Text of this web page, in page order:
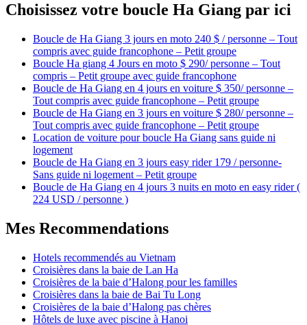
Choisissez votre boucle Ha Giang par ici
Boucle de Ha Giang 3 jours en moto 240 $ / personne – Tout
compris avec guide francophone – Petit groupe
Boucle Ha giang 4 Jours en moto $ 290/ personne – Tout
compris – Petit groupe avec guide francophone
Boucle de Ha Giang en 4 jours en voiture $ 350/ personne –
Tout compris avec guide francophone – Petit groupe
Boucle de Ha Giang en 3 jours en voiture $ 280/ personne –
Tout compris avec guide francophone – Petit groupe
Location de voiture pour boucle Ha Giang sans guide ni
logement
Boucle de Ha Giang en 3 jours easy rider 179 / personne-
Sans guide ni logement – Petit groupe
Boucle de Ha Giang en 4 jours 3 nuits en moto en easy rider (
224 USD / personne )
Mes Recommendations
Hotels recommendés au Vietnam
Croisières dans la baie de Lan Ha
Croisières de la baie d’Halong pour les familles
Croisières dans la baie de Bai Tu Long
Croisières de la baie d’Halong pas chères
Hôtels de luxe avec piscine à Hanoi